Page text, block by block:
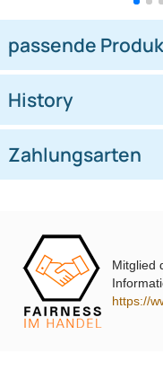
Doppel DIN Radioblende
kompatibel mit Ford C-Max
DXA
((0))
Mitglied
https://